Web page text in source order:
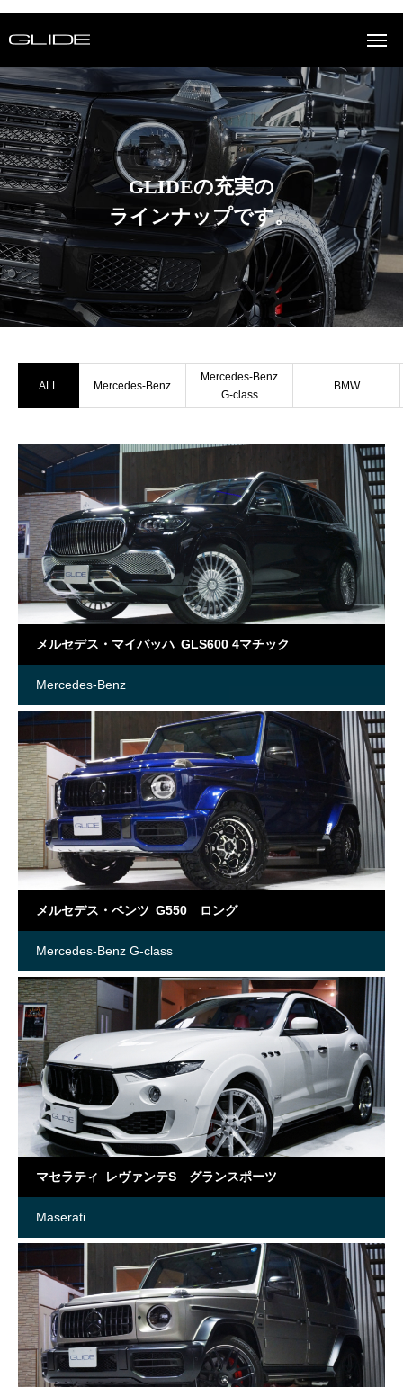
GLIDEの充実の
ラインナップです。
ALL Mercedes-Benz
Mercedes-Benz
G-class
BMW
メルセデス・マイバッハ GLS600 4マチック
Mercedes-Benz
メルセデス・ベンツ G550 ロング
Mercedes-Benz G-class
マセラティ レヴァンテS グランスポーツ
Maserati